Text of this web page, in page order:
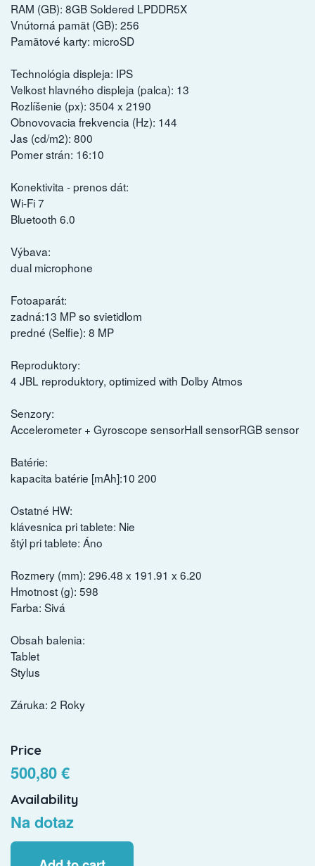
RAM (GB): 8GB Soldered LPDDR5X
Vnútorná pamät (GB): 256
Pamätové karty: microSD
Technológia displeja: IPS
Velkost hlavného displeja (palca): 13
Rozlíšenie (px): 3504 x 2190
Obnovovacia frekvencia (Hz): 144
Jas (cd/m2): 800
Pomer strán: 16:10
Konektivita - prenos dát:
Wi-Fi 7
Bluetooth 6.0
Výbava:
dual microphone
Fotoaparát:
zadná:13 MP so svietidlom
predné (Selfie): 8 MP
Reproduktory:
4 JBL reproduktory, optimized with Dolby Atmos
Senzory:
Accelerometer + Gyroscope sensorHall sensorRGB sensor
Batérie:
kapacita batérie [mAh]:10 200
Ostatné HW:
klávesnica pri tablete: Nie
štýl pri tablete: Áno
Rozmery (mm): 296.48 x 191.91 x 6.20
Hmotnost (g): 598
Farba: Sivá
Obsah balenia:
Tablet
Stylus
Záruka: 2 Roky
Price
500,80 €
Availability
Na dotaz